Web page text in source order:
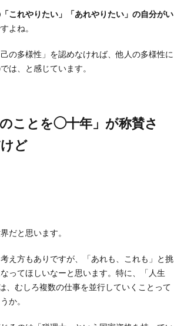
これやりたい」「あれやりたい」の自分がい
よね。
の多様性」を認めなければ、他人の多様性に
は、と感じています。
ことを◯十年」が称賛さ
ど
だと思います。
え方もありですが、「あれも、これも」と挑
ってほしいなーと思います。特に、「人生
、むしろ複数の仕事を並行していくことって
か。